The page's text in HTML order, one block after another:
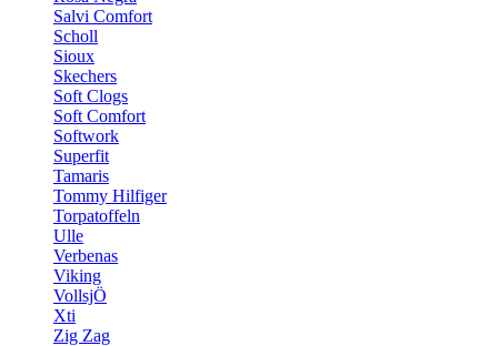
Salvi Comfort
Scholl
Sioux
Skechers
Soft Clogs
Soft Comfort
Softwork
Superfit
Tamaris
Tommy Hilfiger
Torpatoffeln
Ulle
Verbenas
Viking
VollsjÖ
Xti
Zig Zag